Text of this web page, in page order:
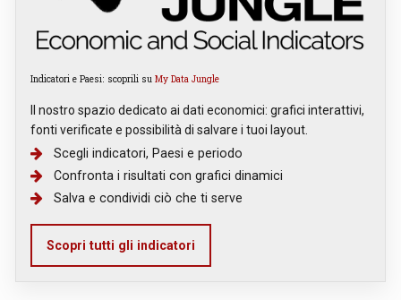
Indicatori e Paesi: scoprili su My Data Jungle
Il nostro spazio dedicato ai dati economici: grafici interattivi,
fonti verificate e possibilità di salvare i tuoi layout.
Scegli indicatori, Paesi e periodo
Confronta i risultati con grafici dinamici
Salva e condividi ciò che ti serve
Scopri tutti gli indicatori